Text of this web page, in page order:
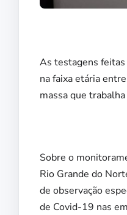
As testagens feitas
na faixa etária
massa que
Sobre o
Rio Grande do
de observação
de Covid-19 nas